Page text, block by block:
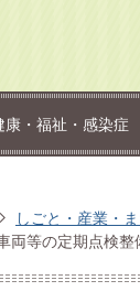
康・福祉・感染症
しごと・産業・
両等の定期点検